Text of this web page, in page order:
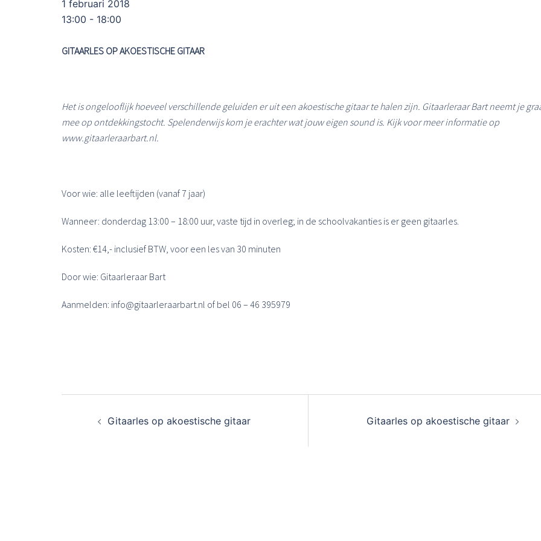
1 februari 2018
13:00 - 18:00
GITAARLES OP AKOESTISCHE GITAAR
Het is ongelooflijk hoeveel verschillende geluiden er uit een akoestische gitaar te halen zijn. Gitaarleraar Bart neemt je
mee op ontdekkingstocht. Spelenderwijs kom je erachter wat jouw eigen sound is. Kijk voor meer informatie op
www.gitaarleraarbart.nl.
Voor wie: alle leeftijden (vanaf 7 jaar)
Wanneer: donderdag 13:00 – 18:00 uur, vaste tijd in overleg; in de schoolvakanties is er geen gitaarles.
Kosten: €14,- inclusief BTW, voor een les van 30 minuten
Door wie: Gitaarleraar Bart
Aanmelden: info@gitaarleraarbart.nl of bel 06 – 46 395979
navigatieGitaarles op akoestische gitaar Gitaarles op akoestische gitaar